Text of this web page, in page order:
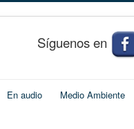
Síguenos en
En audio Medio Ambiente